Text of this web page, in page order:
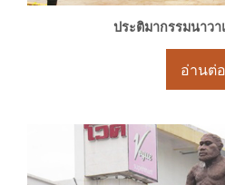
ประติมากรรมนาว
อ่านต่อ